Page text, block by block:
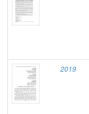
2019